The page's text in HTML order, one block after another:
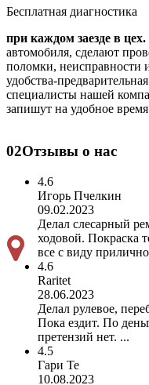
Бесплатная диагностика
при каждом заезде в цех.
автомобиля, сделают
поломки, неисправности
удобства-
специалисты нашей
запишут на удобное
02Отзывы о нас
4.6
Игорь Пчелкин
09.02.2023
Делал слесарный
ходовой. Покраска
все с виду
4.6
Raritet
28.06.2023
Делал рулевое,
Пока ездит. По
претензий нет. ...
4.5
Гари Те
10.08.2023